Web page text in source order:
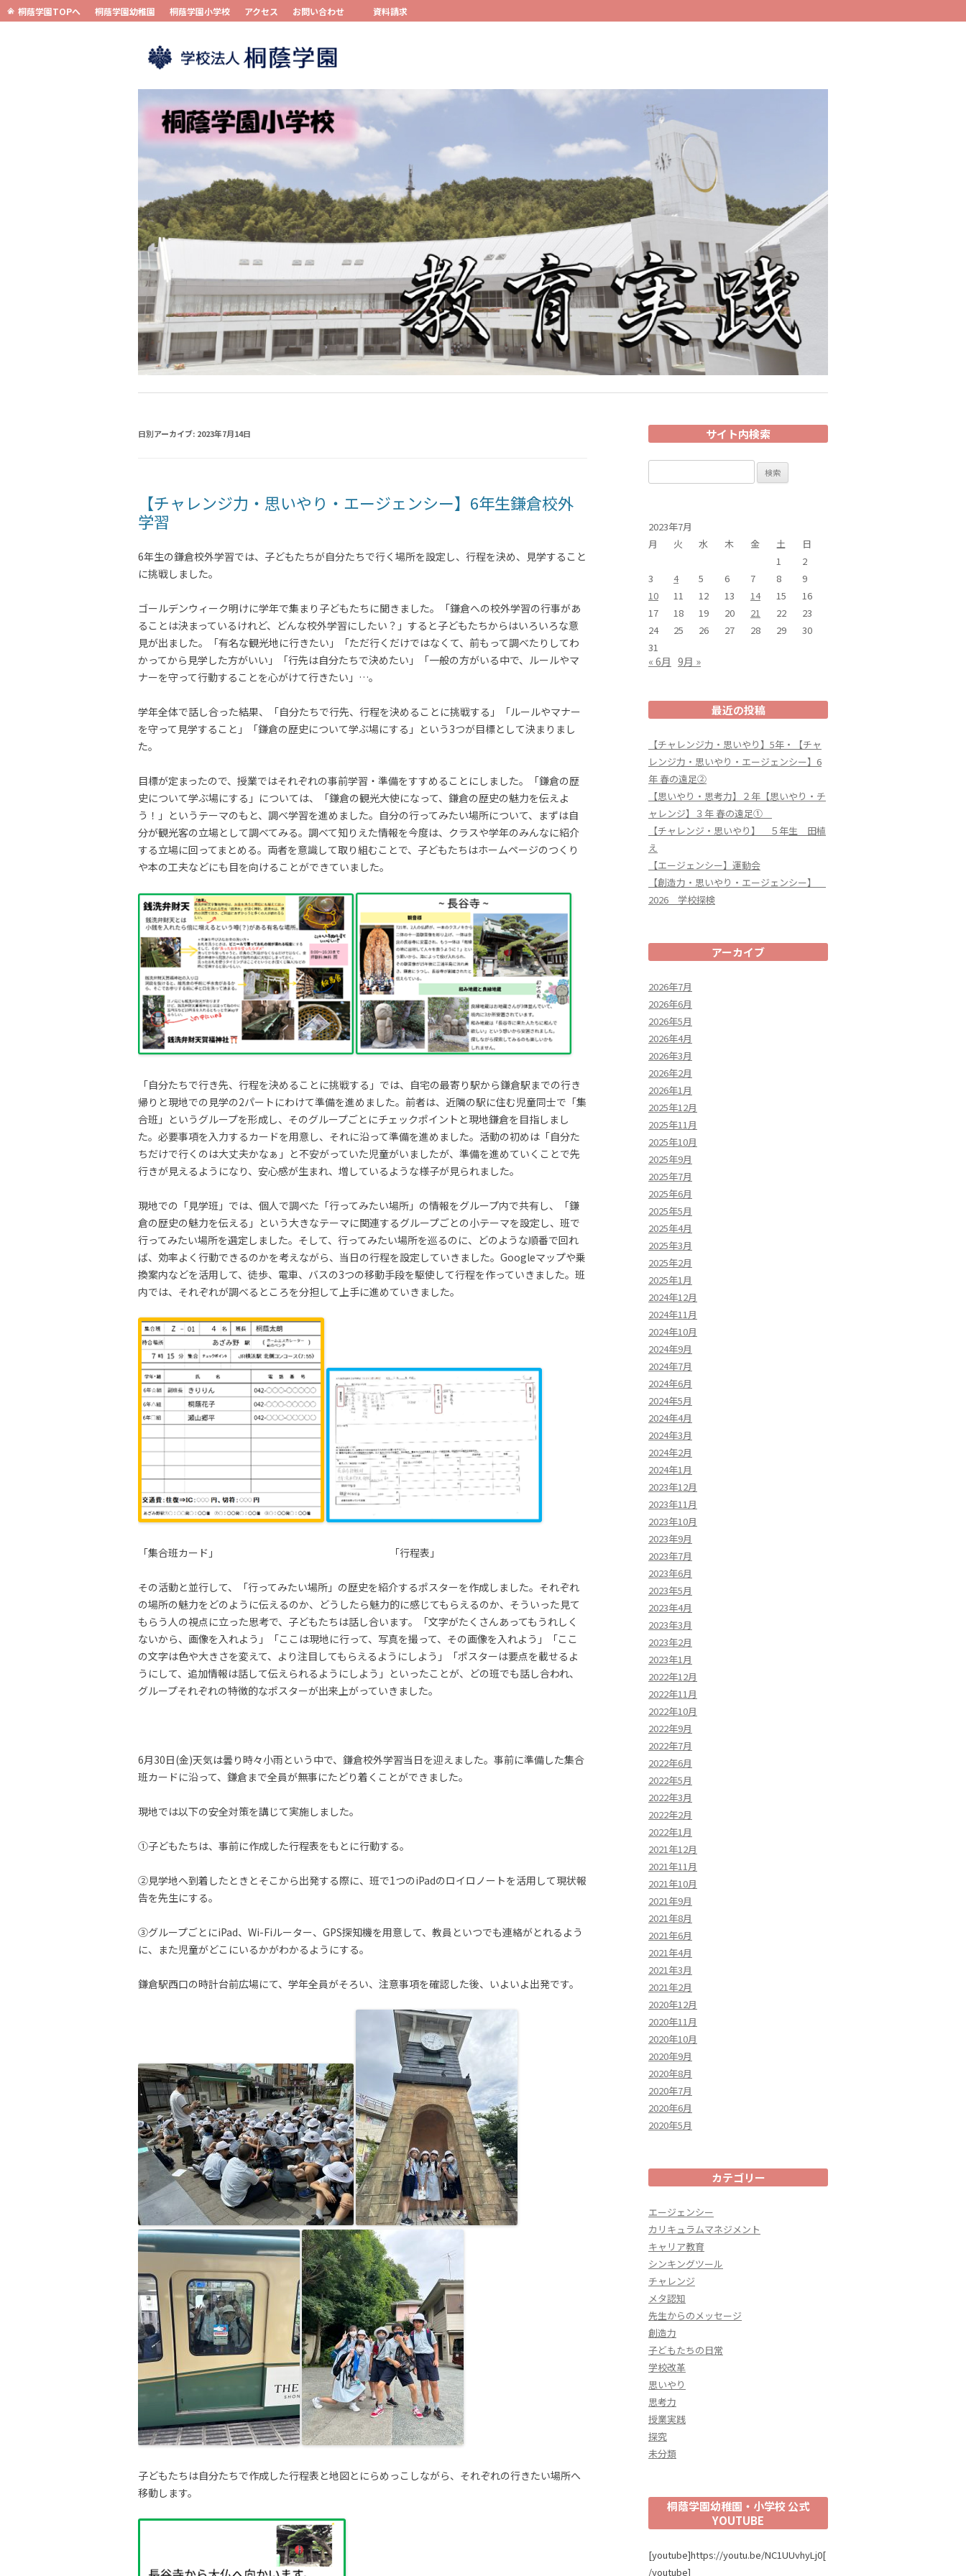
桐蔭学園TOPへ 桐蔭学園幼稚園 桐蔭学園小学校 アクセス お問い合わせ 資料請求
コンテンツへスキップ
日別アーカイブ: 2023年7月14日
【チャレンジ力・思いやり・エージェンシー】6年生鎌倉校外
学習
6年生の鎌倉校外学習では、子どもたちが自分たちで行く場所を設定し、行程を決め、見学すること
に挑戦しました。
ゴールデンウィーク明けに学年で集まり子どもたちに聞きました。「鎌倉への校外学習の行事があ
ることは決まっているけれど、どんな校外学習にしたい？」すると子どもたちからはいろいろな意
見が出ました。「有名な観光地に行きたい」「ただ行くだけではなくて、前もって調べたりしてわ
かってから見学した方がいい」「行先は自分たちで決めたい」「一般の方がいる中で、ルールやマ
ナーを守って行動することを心がけて行きたい」…。
学年全体で話し合った結果、「自分たちで行先、行程を決めることに挑戦する」「ルールやマナー
を守って見学すること」「鎌倉の歴史について学ぶ場にする」という3つが目標として決まりまし
た。
目標が定まったので、授業ではそれぞれの事前学習・準備をすすめることにしました。「鎌倉の歴
史について学ぶ場にする」については、「鎌倉の観光大使になって、鎌倉の歴史の魅力を伝えよ
う！」というテーマのもと、調べ学習を進めました。自分の行ってみたい場所について、まずは自
分が観光客の立場として調べてみる。調べて知りえた情報を今度は、クラスや学年のみんなに紹介
する立場に回ってまとめる。両者を意識して取り組むことで、子どもたちはホームページのつくり
や本の工夫などにも目を向けることができていました。
「自分たちで行き先、行程を決めることに挑戦する」では、自宅の最寄り駅から鎌倉駅までの行き
帰りと現地での見学の2パートにわけて準備を進めました。前者は、近隣の駅に住む児童同士で「集
合班」というグループを形成し、そのグループごとにチェックポイントと現地鎌倉を目指しまし
た。必要事項を入力するカードを用意し、それに沿って準備を進めました。活動の初めは「自分た
ちだけで行くのは大丈夫かなぁ」と不安がっていた児童がいましたが、準備を進めていくことで先
行きが見えるようになり、安心感が生まれ、増しているような様子が見られました。
現地での「見学班」では、個人で調べた「行ってみたい場所」の情報をグループ内で共有し、「鎌
倉の歴史の魅力を伝える」という大きなテーマに関連するグループごとの小テーマを設定し、班で
行ってみたい場所を選定しました。そして、行ってみたい場所を巡るのに、どのような順番で回れ
ば、効率よく行動できるのかを考えながら、当日の行程を設定していきました。Googleマップや乗
換案内などを活用して、徒歩、電車、バスの3つの移動手段を駆使して行程を作っていきました。班
内では、それぞれが調べるところを分担して上手に進めていきました。
「集合班カード」 「行程表」
その活動と並行して、「行ってみたい場所」の歴史を紹介するポスターを作成しました。それぞれ
の場所の魅力をどのように伝えるのか、どうしたら魅力的に感じてもらえるのか、そういった見て
もらう人の視点に立った思考で、子どもたちは話し合います。「文字がたくさんあってもうれしく
ないから、画像を入れよう」「ここは現地に行って、写真を撮って、その画像を入れよう」「ここ
の文字は色や大きさを変えて、より注目してもらえるようにしよう」「ポスターは要点を載せるよ
うにして、追加情報は話して伝えられるようにしよう」といったことが、どの班でも話し合われ、
グループそれぞれの特徴的なポスターが出来上がっていきました。
6月30日(金)天気は曇り時々小雨という中で、鎌倉校外学習当日を迎えました。事前に準備した集合
班カードに沿って、鎌倉まで全員が無事にたどり着くことができました。
現地では以下の安全対策を講じて実施しました。
①子どもたちは、事前に作成した行程表をもとに行動する。
②見学地へ到着したときとそこから出発する際に、班で1つのiPadのロイロノートを活用して現状報
告を先生にする。
③グループごとにiPad、Wi-Fiルーター、GPS探知機を用意して、教員といつでも連絡がとれるよう
に、また児童がどこにいるかがわかるようにする。
鎌倉駅西口の時計台前広場にて、学年全員がそろい、注意事項を確認した後、いよいよ出発です。
子どもたちは自分たちで作成した行程表と地図とにらめっこしながら、それぞれの行きたい場所へ
移動します。
サイト内検索
索:
2023年7月
月
火 水 木 金 土
日
1
2
3
4 5 6 7 8
9
10
11 12 13 14 15
16
17
18 19 20 21 22
23
24
25 26 27 28 29
30
31
« 6月 9月 »
最近の投稿
【チャレンジ力・思いやり】5年・【チャ
レンジ力・思いやり・エージェンシー】6
年 春の遠足②
【思いやり・思考力】２年【思いやり・チ
ャレンジ】３年 春の遠足①
【チャレンジ・思いやり】 ５年生 田植
え
【エージェンシー】運動会
【創造力・思いやり・エージェンシー】
2026 学校探検
アーカイブ
2026年7月
2026年6月
2026年5月
2026年4月
2026年3月
2026年2月
2026年1月
2025年12月
2025年11月
2025年10月
2025年9月
2025年7月
2025年6月
2025年5月
2025年4月
2025年3月
2025年2月
2025年1月
2024年12月
2024年11月
2024年10月
2024年9月
2024年7月
2024年6月
2024年5月
2024年4月
2024年3月
2024年2月
2024年1月
2023年12月
2023年11月
2023年10月
2023年9月
2023年7月
2023年6月
2023年5月
2023年4月
2023年3月
2023年2月
2023年1月
2022年12月
2022年11月
2022年10月
2022年9月
2022年7月
2022年6月
2022年5月
2022年3月
2022年2月
2022年1月
2021年12月
2021年11月
2021年10月
2021年9月
2021年8月
2021年6月
2021年4月
2021年3月
2021年2月
2020年12月
2020年11月
2020年10月
2020年9月
2020年8月
2020年7月
2020年6月
2020年5月
カテゴリー
エージェンシー
カリキュラムマネジメント
キャリア教育
シンキングツール
チャレンジ
メタ認知
先生からのメッセージ
創造力
子どもたちの日常
学校改革
思いやり
思考力
授業実践
探究
未分類
桐蔭学園幼稚園・小学校 公式
YOUTUBE
[youtube]https://youtu.be/NC1UUvhyLj0[
/youtube]